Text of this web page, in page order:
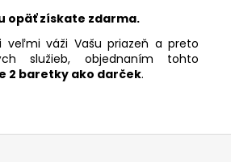
opäť získate zdarma.
veľmi váži Vašu priazeň a preto
služieb, objednaním tohto
2 baretky ako darček.